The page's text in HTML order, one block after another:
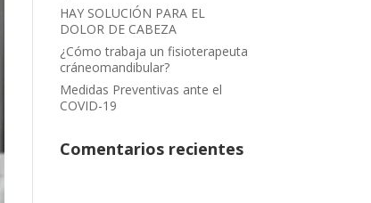
HAY SOLUCIÓN PARA EL
DOLOR DE CABEZA
¿Cómo trabaja un fisioterapeuta
cráneomandibular?
Medidas Preventivas ante el
COVID-19
Comentarios recientes